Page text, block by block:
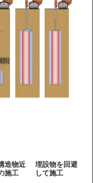
造物近
施工
埋設物を回避
して施工